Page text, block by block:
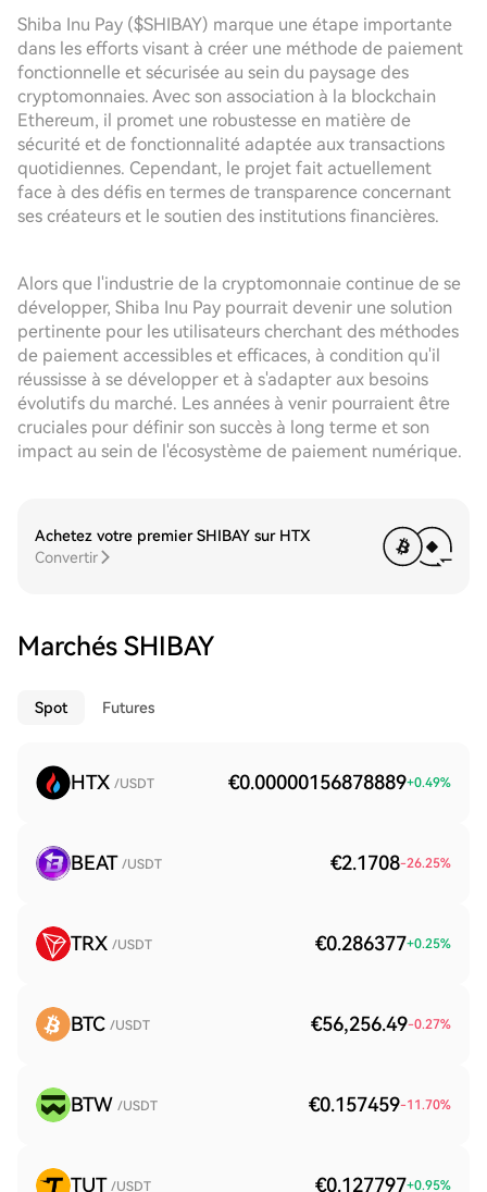
Shiba Inu Pay ($SHIBAY) marque une étape importante
dans les efforts visant à créer une méthode de paiement
fonctionnelle et sécurisée au sein du paysage des
cryptomonnaies. Avec son association à la blockchain
Ethereum, il promet une robustesse en matière de
sécurité et de fonctionnalité adaptée aux transactions
quotidiennes. Cependant, le projet fait actuellement
face à des défis en termes de transparence concernant
ses créateurs et le soutien des institutions financières.
Alors que l'industrie de la cryptomonnaie continue de se
développer, Shiba Inu Pay pourrait devenir une solution
pertinente pour les utilisateurs cherchant des méthodes
de paiement accessibles et efficaces, à condition qu'il
réussisse à se développer et à s'adapter aux besoins
évolutifs du marché. Les années à venir pourraient être
cruciales pour définir son succès à long terme et son
impact au sein de l'écosystème de paiement numérique.
Achetez votre premier SHIBAY sur HTX
Convertir
Marchés SHIBAY
Spot Futures
HTX /USDT €0.00000156878889+0.49%
BEAT /USDT €2.1708-26.25%
TRX /USDT €0.286377+0.25%
BTC /USDT €56,256.49-0.27%
BTW /USDT €0.157459-11.70%
TUT /USDT €0.127797+0.95%